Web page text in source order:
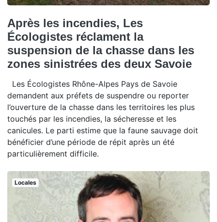
Après les incendies, Les
Écologistes réclament la
suspension de la chasse dans les
zones sinistrées des deux Savoie
Les Écologistes Rhône-Alpes Pays de Savoie
demandent aux préfets de suspendre ou reporter
l’ouverture de la chasse dans les territoires les plus
touchés par les incendies, la sécheresse et les
canicules. Le parti estime que la faune sauvage doit
bénéficier d’une période de répit après un été
particulièrement difficile.
Locales